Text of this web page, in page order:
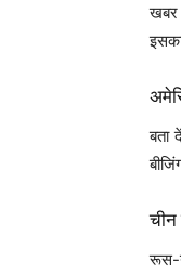
खबर
बता
चीन
रूस-